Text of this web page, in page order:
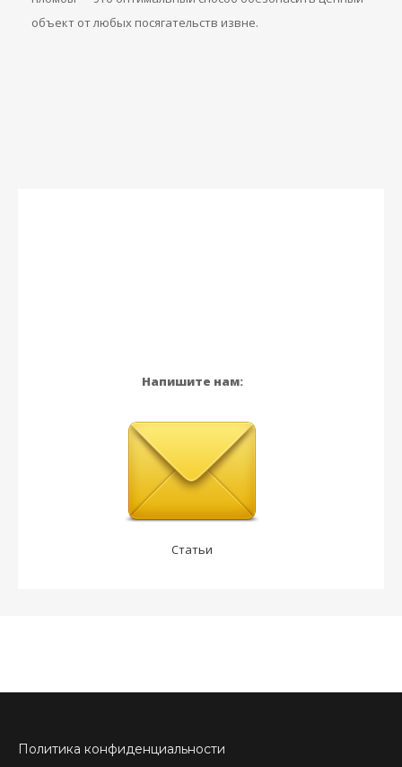
объект от любых посягательств извне.
Напишите нам:
Статьи
Политика конфиденциальности